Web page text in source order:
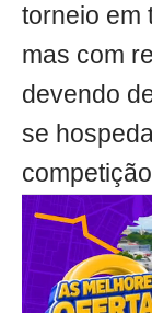
torneio em
mas com
devendo
se